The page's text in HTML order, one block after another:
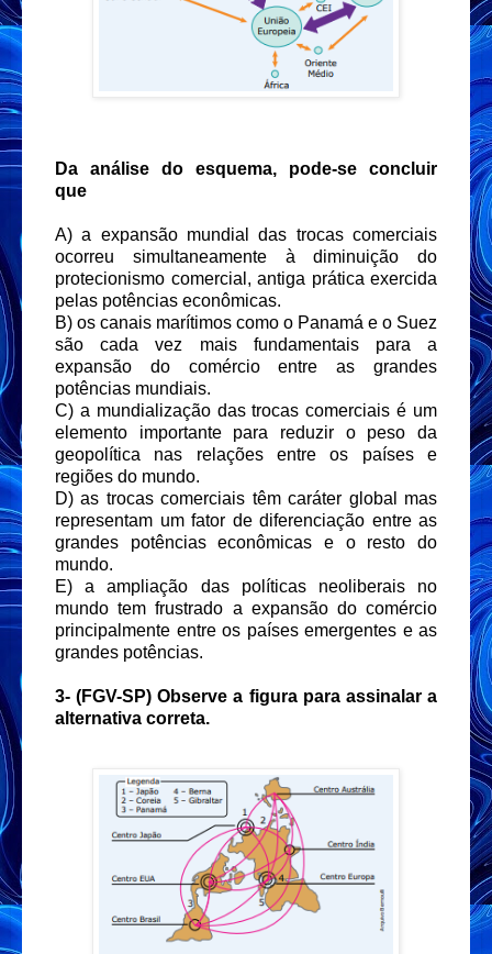
Da análise do esquema, pode-se concluir
que
A) a expansão mundial das trocas comerciais
ocorreu simultaneamente à diminuição do
protecionismo comercial, antiga prática exercida
pelas potências econômicas.
B) os canais marítimos como o Panamá e o Suez
são cada vez mais fundamentais para a
expansão do comércio entre as grandes
potências mundiais.
C) a mundialização das trocas comerciais é um
elemento importante para reduzir o peso da
geopolítica nas relações entre os países e
regiões do mundo.
D) as trocas comerciais têm caráter global mas
representam um fator de diferenciação entre as
grandes potências econômicas e o resto do
mundo.
E) a ampliação das políticas neoliberais no
mundo tem frustrado a expansão do comércio
principalmente entre os países emergentes e as
grandes potências.
3-(FGV-SP) Observe a figura para assinalar a
alternativa correta.